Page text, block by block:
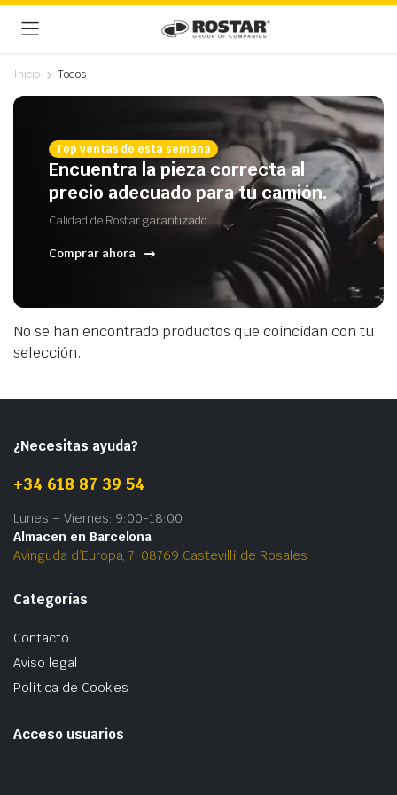
Inicio Todos
Top ventas de esta semana
Encuentra la pieza correcta al
precio adecuado para tu camión.
Calidad de Rostar garantizado
Comprar ahora
No se han encontrado productos que coincidan con tu
selección.
¿Necesitas ayuda?
+34 618 87 39 54
Lunes – Viernes: 9:00-18:00
Almacen en Barcelona
Avinguda d’Europa, 7, 08769 Castevillí de Rosales
Categorías
Contacto
Aviso legal
Política de Cookies
Acceso usuarios